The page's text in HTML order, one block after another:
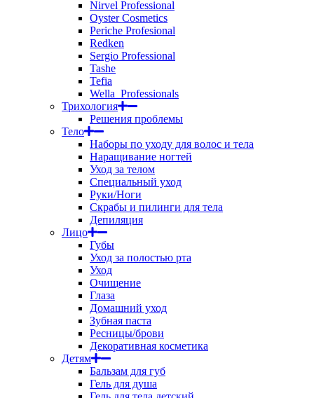
Nirvel Professional
Oyster Cosmetics
Periche Profesional
Redken
Sergio Professional
Tashe
Tefia
Wella_Professionals
Трихология
Решения проблемы
Тело
Наборы по уходу для волос и тела
Наращивание ногтей
Уход за телом
Специальный уход
Руки/Ноги
Скрабы и пилинги для тела
Депиляция
Лицо
Губы
Уход за полостью рта
Уход
Очищение
Глаза
Домашний уход
Зубная паста
Ресницы/брови
Декоративная косметика
Детям
Бальзам для губ
Гель для душа